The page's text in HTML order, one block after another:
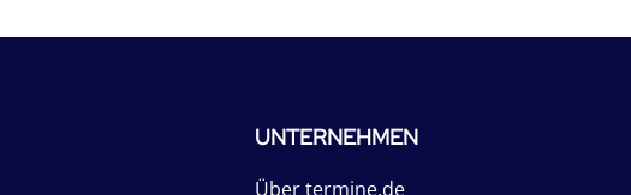
UNTERNEHMEN
Über termine.de